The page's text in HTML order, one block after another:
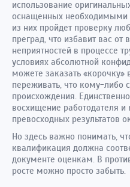
использование
оснащенных
из них пройдет проверку
преград, что избавит вас
неприятностей в процессе
условиях абсолютной
можете заказать «корочку»
переживать, что кому-либо
происхождения.
восхищение работодателя и
превосходных результатов
Но здесь важно понимать,
квалификация должна
документе оценкам. В
росте можно просто забыть.